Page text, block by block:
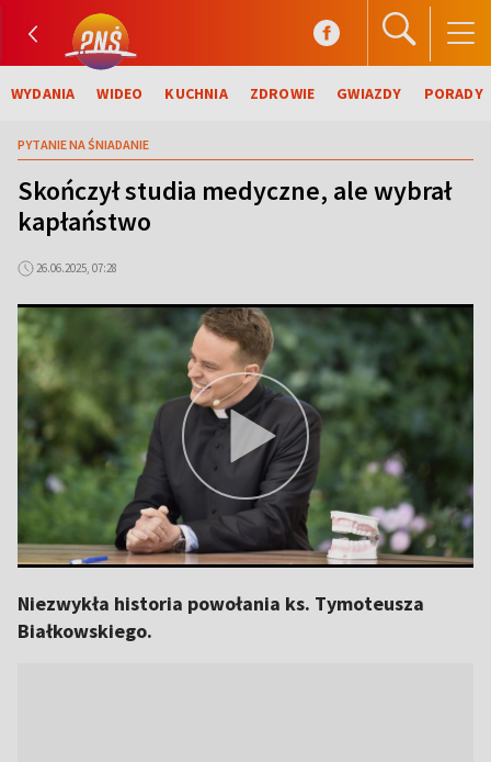
WYDANIA WIDEO KUCHNIA ZDROWIE GWIAZDY PORADY
PYTANIE NA ŚNIADANIE
Skończył studia medyczne, ale wybrał
kapłaństwo
26.06.2025, 07:28
Niezwykła historia powołania ks. Tymoteusza
Białkowskiego.